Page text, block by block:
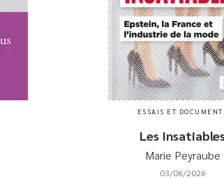
ESSAIS ET
Les
Marie Peyraube
03/06/2026